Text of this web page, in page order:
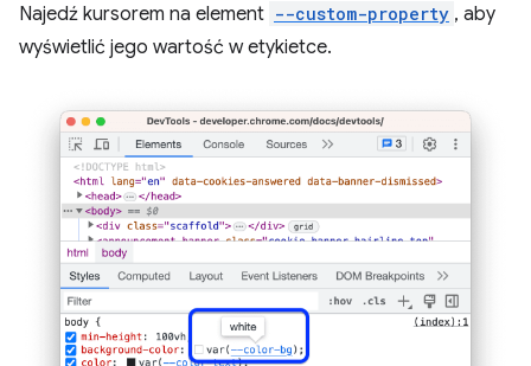
Najedź kursorem na element --custom-property , aby
wyświetlić jego wartość w etykietce.